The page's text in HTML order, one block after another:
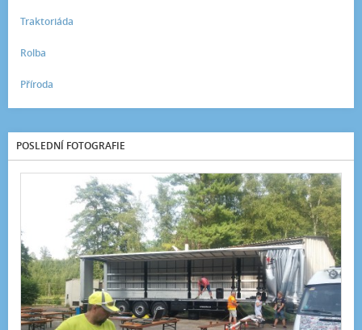
Traktoriáda
Rolba
Příroda
POSLEDNÍ FOTOGRAFIE